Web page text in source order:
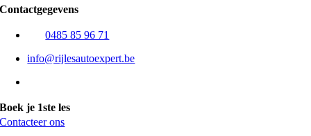
Contactgegevens
0485 85 96 71
info@rijlesautoexpert.be
Boek je 1ste les
Contacteer ons